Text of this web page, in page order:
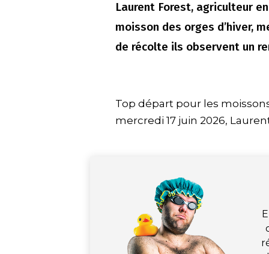
Laurent Forest, agriculteur
moisson des orges d’hiver,
de récolte ils observent un
Top départ pour les
mercredi 17 juin 2026,